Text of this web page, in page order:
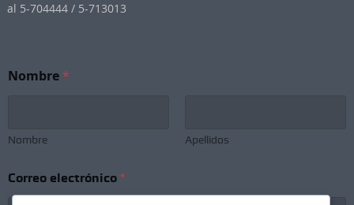
al 5-704444 / 5-713013
Nombre*
Nombre Apellidos
u
b
Correo electrónico *